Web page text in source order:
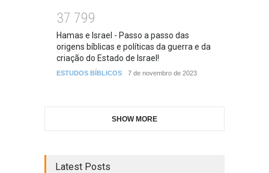
37 799
Hamas e Israel - Passo a passo das
origens bíblicas e políticas da guerra e da
criação do Estado de Israel!
ESTUDOS BÍBLICOS 7 de novembro de 2023
SHOW MORE
Latest Posts